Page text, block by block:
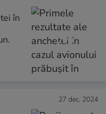
în
27 dec. 2024